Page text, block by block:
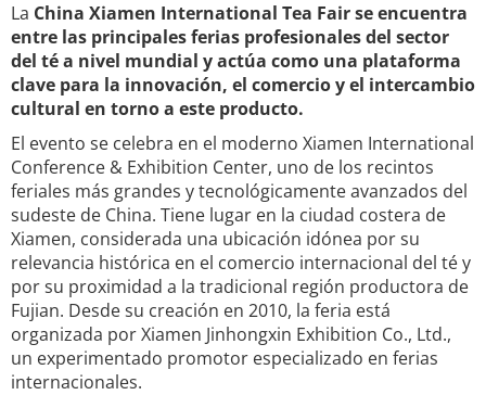
La China Xiamen International Tea Fair se encuentra
entre las principales ferias profesionales del sector
del té a nivel mundial y actúa como una plataforma
clave para la innovación, el comercio y el intercambio
cultural en torno a este producto.
El evento se celebra en el moderno Xiamen International
Conference & Exhibition Center, uno de los recintos
feriales más grandes y tecnológicamente avanzados del
sudeste de China. Tiene lugar en la ciudad costera de
Xiamen, considerada una ubicación idónea por su
relevancia histórica en el comercio internacional del té y
por su proximidad a la tradicional región productora de
Fujian. Desde su creación en 2010, la feria está
organizada por Xiamen Jinhongxin Exhibition Co., Ltd.,
un experimentado promotor especializado en ferias
internacionales.